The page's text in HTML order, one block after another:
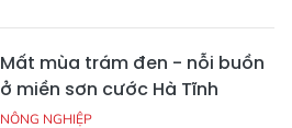
Mất mùa trám đen - nỗi buồn
ở miền sơn cước Hà Tĩnh
NÔNG NGHIỆP